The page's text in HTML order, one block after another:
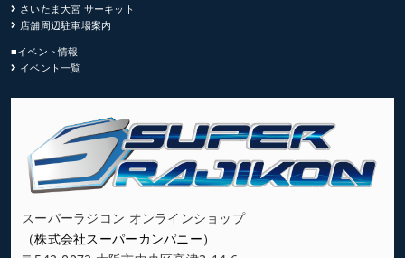
さいたま大宮 サーキット
店舗周辺駐車場案内
■イベント情報
イベント一覧
スーパーラジコン オンラインショップ
（株式会社スーパーカンパニー）